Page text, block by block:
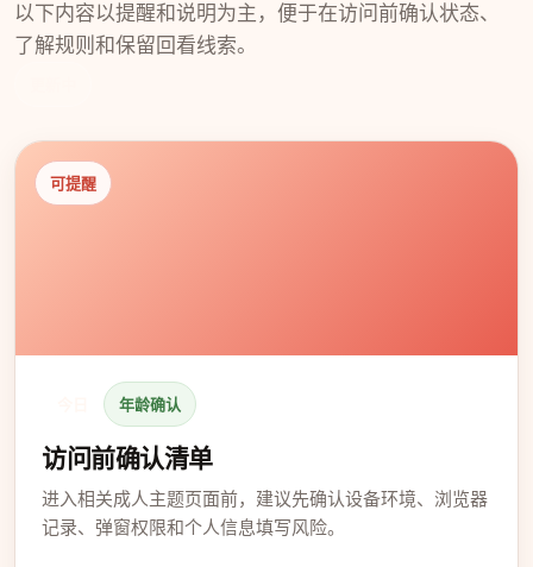
以下内容以提醒和说明为主，便于在访问前确认状态、
了解规则和保留回看线索。
可提醒
年龄确认
访问前确认清单
进入相关成人主题页面前，建议先确认设备环境、浏览器
记录、弹窗权限和个人信息填写风险。